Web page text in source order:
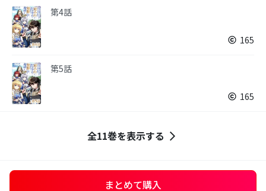
第4話
165
第5話
165
全11巻を表示する
まとめて購入